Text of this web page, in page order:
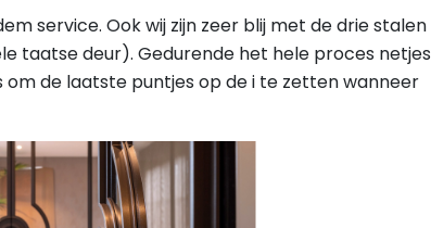
service. Ook wij zijn zeer blij met de drie stalen
taatse deur). Gedurende het hele proces netjes
de laatste puntjes op de i te zetten wanneer